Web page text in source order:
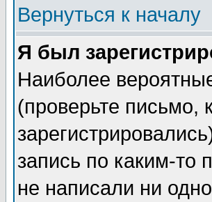
Вернуться к началу
Я был
Наиболее
(проверьте письмо,
запись по каким-то
не написали ни